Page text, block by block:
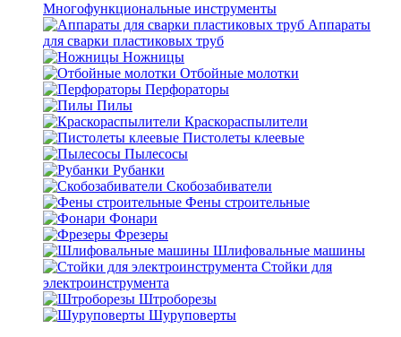
Многофункциональные инструменты
Аппараты
для сварки пластиковых труб
Ножницы
Отбойные молотки
Перфораторы
Пилы
Краскораспылители
Пистолеты клеевые
Пылесосы
Рубанки
Скобозабиватели
Фены строительные
Фонари
Фрезеры
Шлифовальные машины
Стойки для
электроинструмента
Штроборезы
Шуруповерты